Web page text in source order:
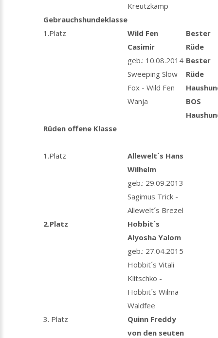
Kreutzkamp
Gebrauchshundeklasse
1.Platz
Wild Fen
Casimir
geb.: 10.08.2014
Sweeping Slow
Fox - Wild Fen
Wanja
Bester
Rüde
Bester
Rüde
BOS
Rüden offene Klasse
1.Platz
Allewelt´s Hans
Wilhelm
geb.: 29.09.2013
Sagimus Trick -
Allewelt´s Brezel
2.Platz
Hobbit´s
Alyosha Yalom
geb.: 27.04.2015
Hobbit´s Vitali
Klitschko -
Hobbit´s Wilma
Waldfee
3. Platz
Quinn Freddy
von den seuten